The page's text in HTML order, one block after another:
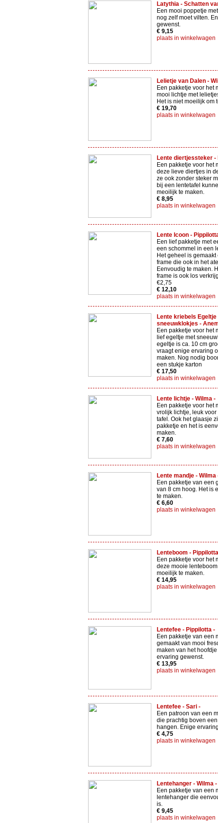
Latythia - Schatten
Een mooi poppetje
nog zelf moet vilten.
gewenst.
€ 9,15
plaats in winkelwagen
Lelietje van Dalen -
Een pakketje voor het
mooi lichtje met
Het is niet moeilijk om
€ 19,70
plaats in winkelwagen
Lente diertjessteker -
Een pakketje voor het
deze lieve diertjes in
ze ook zonder steker
bij een lentetafel
meoilijk te maken.
€ 8,95
plaats in winkelwagen
Lente Icoon -
Een lief pakketje met
een schommel in een
Het geheel is
frame die ook in het
Eenvoudig te maken.
frame is ook los
€2,75
€ 12,10
plaats in winkelwagen
Lente kriebels Egeltje
sneeuwklokjes -
Een pakketje voor het
lief egeltje met
egeltje is ca. 10 cm
vraagt enige ervaring
maken. Nog nodig
een stukje karton
€ 17,50
plaats in winkelwagen
Lente lichtje - Wilma -
Een pakketje voor het
vrolijk lichtje, leuk
tafel. Ook het glaasje
pakketje en het is
maken.
€ 7,60
plaats in winkelwagen
Lente mandje - Wilma
Een pakketje van een
van 8 cm hoog. Het is
te maken.
€ 6,60
plaats in winkelwagen
Lenteboom -
Een pakketje voor het
deze mooie
moeilijk te maken.
€ 14,95
plaats in winkelwagen
Lentefee - Pippilotta -
Een pakketje van een
gemaakt van mooi
maken van het
ervaring gewenst.
€ 13,95
plaats in winkelwagen
Lentefee - Sari -
Een patroon van een
die prachtig boven
hangen. Enige
€ 4,75
plaats in winkelwagen
Lentehanger - Wilma -
Een pakketje van een
lentehanger die
is.
€ 9,45
plaats in winkelwagen